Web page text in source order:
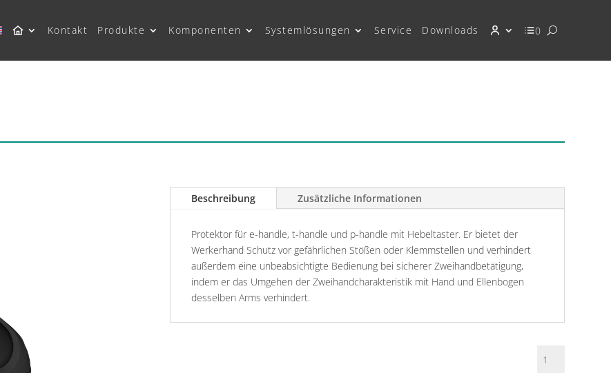
Kontakt Produkte Komponenten Systemlösungen Service Downloads 0
Beschreibung Zusätzliche Informationen
Protektor für e-handle, t-handle und p-handle mit Hebeltaster. Er bietet der
Werkerhand Schutz vor gefährlichen Stößen oder Klemmstellen und verhindert
außerdem eine unbeabsichtigte Bedienung bei sicherer Zweihandbetätigung,
indem er das Umgehen der Zweihandcharakteristik mit Hand und Ellenbogen
desselben Arms verhindert.